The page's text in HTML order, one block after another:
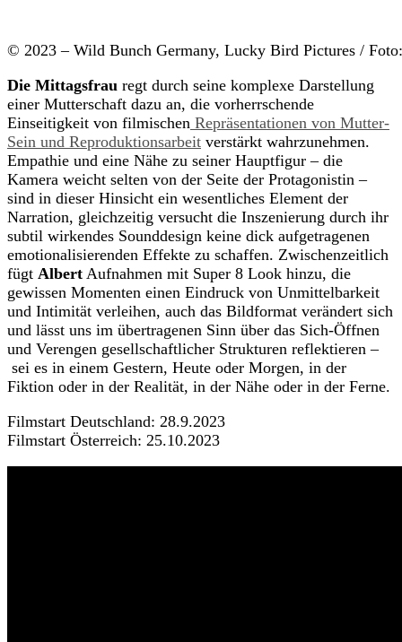
© 2023 – Wild Bunch Germany, Lucky Bird Pictures /
Die Mittagsfrau regt durch seine komplexe Darstellung
einer Mutterschaft dazu an, die vorherrschende
Einseitigkeit von filmischen Repräsentationen von Mutter-
Sein und Reproduktionsarbeit verstärkt wahrzunehmen.
Empathie und eine Nähe zu seiner Hauptfigur – die
Kamera weicht selten von der Seite der Protagonistin –
sind in dieser Hinsicht ein wesentliches Element der
Narration, gleichzeitig versucht die Inszenierung durch ihr
subtil wirkendes Sounddesign keine dick aufgetragenen
emotionalisierenden Effekte zu schaffen. Zwischenzeitlich
fügt Albert Aufnahmen mit Super 8 Look hinzu, die
gewissen Momenten einen Eindruck von Unmittelbarkeit
und Intimität verleihen, auch das Bildformat verändert sich
und lässt uns im übertragenen Sinn über das Sich-Öffnen
und Verengen gesellschaftlicher Strukturen reflektieren –
sei es in einem Gestern, Heute oder Morgen, in der
Fiktion oder in der Realität, in der Nähe oder in der Ferne.
Filmstart Deutschland: 28.9.2023
Filmstart Österreich: 25.10.2023